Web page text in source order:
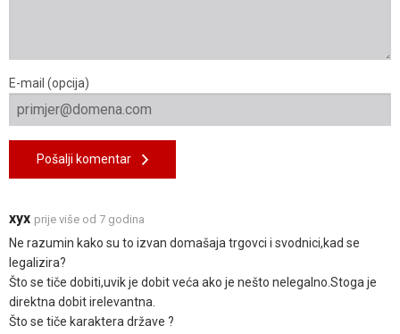
E-mail (opcija)
Pošalji komentar
xyx prije više od 7 godina
Ne razumin kako su to izvan domašaja trgovci i svodnici,kad se
legalizira?
Što se tiče dobiti,uvik je dobit veća ako je nešto nelegalno.Stoga je
direktna dobit irelevantna.
Što se tiče karaktera države ?